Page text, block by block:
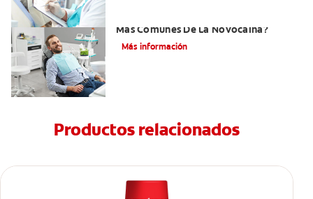
Más Comunes De La Novocaína?
Más información
Productos relacionados